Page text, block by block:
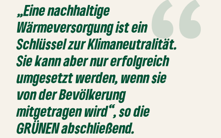
„Eine nachhaltige
Wärmeversorgung ist ein
Schlüssel zur Klimaneutralität.
Sie kann aber nur erfolgreich
umgesetzt werden, wenn sie
von der Bevölkerung
mitgetragen wird“, so die
GRÜNEN abschließend.